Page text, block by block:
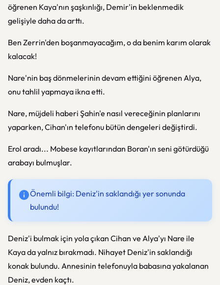
öğrenen Kaya'nın şaşkınlığı, Demir'in beklenmedik
gelişiyle daha da arttı.
Ben Zerrin'den boşanmayacağım, o da benim karım olarak
kalacak!
Nare'nin baş dönmelerinin devam ettiğini öğrenen Alya,
onu tahlil yapmaya ikna etti.
Nare, müjdeli haberi Şahin'e nasıl vereceğinin planlarını
yaparken, Cihan'ın telefonu bütün dengeleri değiştirdi.
Erol aradı... Mobese kayıtlarından Boran'ın seni götürdüğü
arabayı bulmuşlar.
Önemli bilgi: Deniz'in saklandığı yer sonunda
bulundu!
Deniz'i bulmak için yola çıkan Cihan ve Alya'yı Nare ile
Kaya da yalnız bırakmadı. Nihayet Deniz'in saklandığı
konak bulundu. Annesinin telefonuyla babasına yakalanan
Deniz, evden kaçtı.